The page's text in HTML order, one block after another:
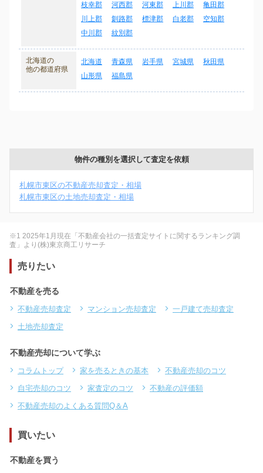
枝幸郡
河西郡 河東郡 上川郡
亀田郡
川上郡
釧路郡 標津郡 白老郡
空知郡
中川郡
紋別郡
北海道の
他の都道府県
北海道 青森県 岩手県 宮城県
秋田県
山形県
福島県
物件の種別を選択して査定を依頼
札幌市東区の不動産売却査定・相場
札幌市東区の土地売却査定・相場
※1 2025年1月現在「不動産会社の一括査定サイトに関するランキング調
査」より(株)東京商工リサーチ
売りたい
不動産を売る
不動産売却査定 マンション売却査定
一戸建て売却査定
土地売却査定
不動産売却について学ぶ
コラムトップ 家を売るときの基本
不動産売却のコツ
自宅売却のコツ
家査定のコツ
不動産の評価額
不動産売却のよくある質問Q＆A
買いたい
不動産を買う